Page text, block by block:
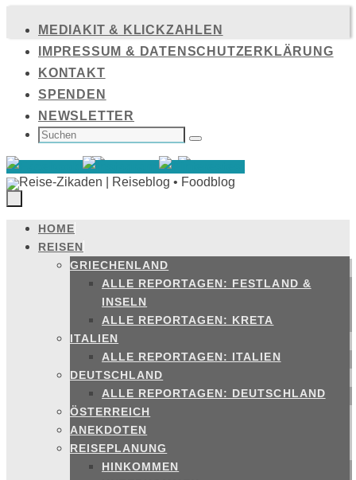
Inhalt
springen
MEDIAKIT & KLICKZAHLEN
IMPRESSUM & DATENSCHUTZERKLÄRUNG
KONTAKT
SPENDEN
NEWSLETTER
SUCHEN
NACH: Suchen
Zum
Inhalt
springen
HOME
REISEN
GRIECHENLAND
ALLE REPORTAGEN: FESTLAND &
INSELN
ALLE REPORTAGEN: KRETA
ITALIEN
ALLE REPORTAGEN: ITALIEN
DEUTSCHLAND
ALLE REPORTAGEN: DEUTSCHLAND
ÖSTERREICH
ANEKDOTEN
REISEPLANUNG
HINKOMMEN